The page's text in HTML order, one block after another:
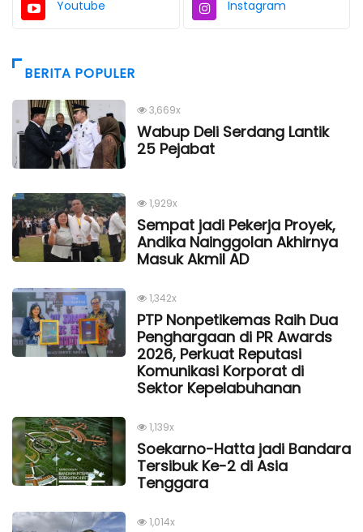
Youtube Instagram
BERITA POPULER
3,669x
Wabup Deli Serdang Lantik
25 Pejabat
1,929x
Sempat jadi Pekerja Proyek,
Andika Nainggolan Akhirnya
Masuk Akmil AD
1,342x
PTP Nonpetikemas Raih Dua
Penghargaan di PR Awards
2026, Perkuat Reputasi
Komunikasi Korporat di
Sektor Kepelabuhanan
1,139x
Soekarno-Hatta jadi Bandara
Tersibuk Ke-2 di Asia
Tenggara
1,014x